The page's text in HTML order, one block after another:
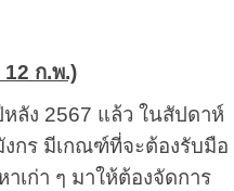
12 ก.พ.)
ลัง 2567 แล้ว ในสัปดาห์
งกร มีเกณฑ์ที่จะต้องรับมือ
เก่า ๆ มาให้ต้องจัดการ